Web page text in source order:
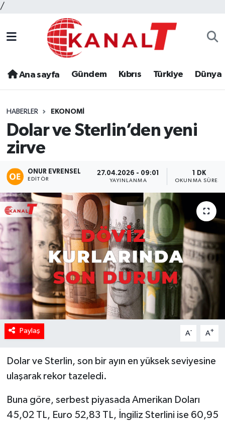
/
Ana sayfa Gündem Kıbrıs Türkiye Dünya
HABERLER EKONOMI
Dolar ve Sterlin’den yeni
zirve
ONUR EVRENSEL
EDITÖR
27.04.2026 - 09:01
YAYINLANMA
1 DK
OKUNMA SÜRESI
Paylaş A- A+
Dolar ve Sterlin, son bir ayın en yüksek seviyesine
ulaşarak rekor tazeledi.
Buna göre, serbest piyasada Amerikan Doları
45,02 TL, Euro 52,83 TL, İngiliz Sterlini ise 60,95